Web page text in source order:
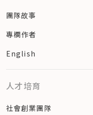
團隊故事
專欄作者
English
人才培育
社會創業團隊